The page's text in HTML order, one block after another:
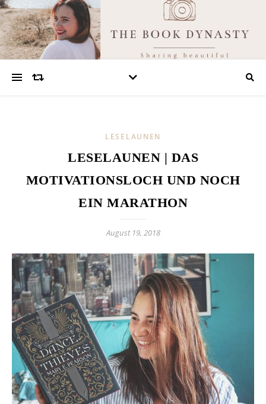
LESELAUNEN
LESELAUNEN | DAS
MOTIVATIONSLOCH UND NOCH
EIN MARATHON
August 19, 2018